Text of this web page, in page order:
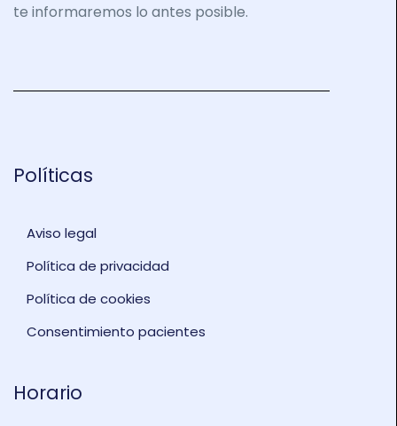
te informaremos lo antes posible.
Políticas
Aviso legal
Política de privacidad
Política de cookies
Consentimiento pacientes
Horario